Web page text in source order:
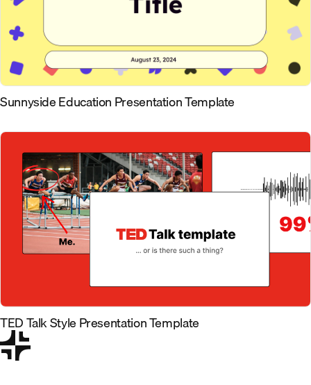
Sunnyside Education Presentation Template
TED Talk Style Presentation Template